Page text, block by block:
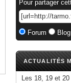
Pour partager
Forum
ACTUALITÉS
Les 18, 19 et